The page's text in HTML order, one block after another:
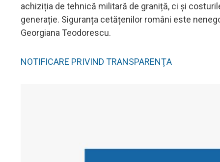
achiziția de tehnică militară de graniță, ci și
generație. Siguranța cetățenilor români este
Georgiana Teodorescu.
NOTIFICARE PRIVIND TRANSPARENŢA